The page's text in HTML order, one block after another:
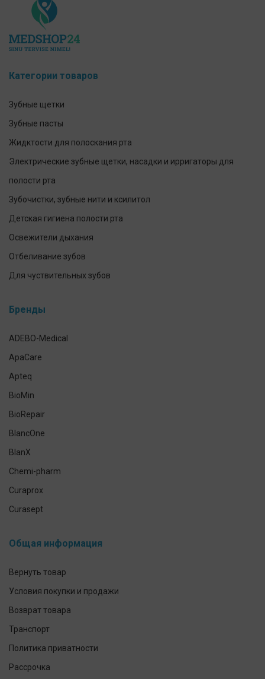
Категории товаров
Зубные щетки
Зубные пасты
Жидктости для полоскания рта
Электрические зубные щетки, насадки и ирригаторы для
полости рта
Зубочистки, зубные нити и ксилитол
Детская гигиена полости рта
Освежители дыхания
Отбеливание зубов
Для чуствительных зубов
Уход за зубными протезами
Бренды
ADEBO-Medical
ApaCare
Apteq
BioMin
BioRepair
BlancOne
BlanX
Chemi-pharm
Curaprox
Curasept
Elmex
Общая информация
Вернуть товар
Условия покупки и продажи
Возврат товара
Транспорт
Политика приватности
Рассрочка